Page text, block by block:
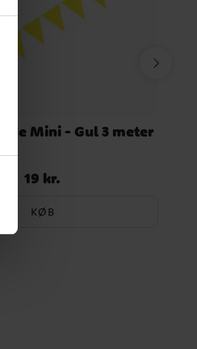
Mini - Gul 3 meter
Pris: 19 kr.
19 kr.
KØB